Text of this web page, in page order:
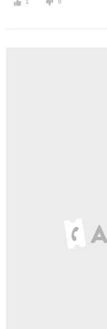
1 0